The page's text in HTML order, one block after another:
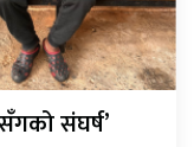
संघर्ष’